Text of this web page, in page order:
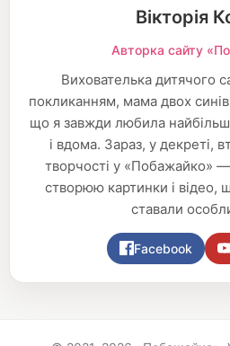
Вікторія
Авторка сайту
Вихователька дитячого
покликанням, мама двох
що я завжди любила
і вдома. Зараз, у декреті,
творчості у «Побажайко»
створюю картинки і відео,
ставали
Facebook